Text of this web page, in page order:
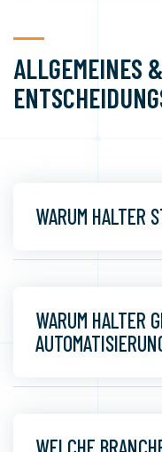
ALLGEMEINES &
WARUM HALTER
WARUM HALTER